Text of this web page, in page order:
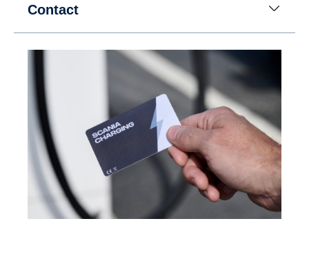
Contact